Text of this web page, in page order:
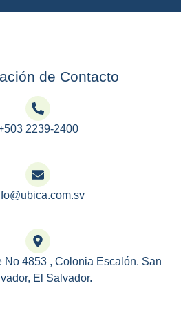
de Contacto
2239-2400
No 4853 , Colonia Escalón. San
El Salvador.